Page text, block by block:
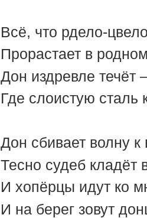
Всё, что рдело-
Прорастает в
Дон издревле
Где слоистую сталь
Дон сбивает волну к
Тесно судеб кладёт
И хопёрцы идут ко
И на берег зовут